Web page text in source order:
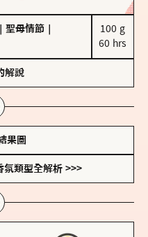
聖母情節
100 g
60 hrs
解說
果圖
氛類型全解析 >>>